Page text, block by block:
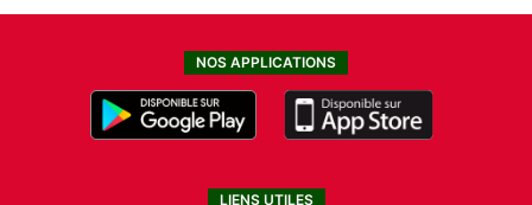
NOS APPLICATIONS
LIENS UTILES